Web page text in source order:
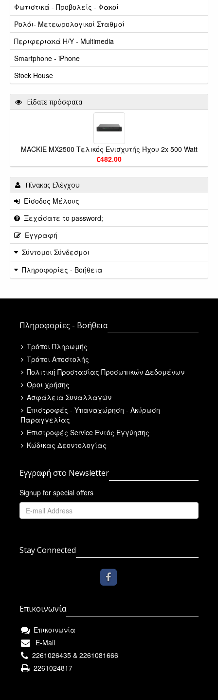
Φωτιστικά - Προβολείς - Φακοί
Ρολόι- Μετεωρολογικοί Σταθμοί
Περιφεριακά Η/Υ - Multimedia
Smartphone - iPhone
Stock House
Είδατε πρόσφατα
MACKIE MX2500 Τελικός Ενισχυτής Ήχου 2x 500 Watt
€482.00
Πίνακας Ελέγχου
Είσοδος Μέλους
Ξεχάσατε το password;
Εγγραφή
Σύντομοι Σύνδεσμοι
Πληροφορίες - Βοήθεια
Πληροφορίες - Βοήθεια
Τρόποι Πληρωμής
Τρόποι Αποστολής
Πολιτική Προστασίας Προσωπικών Δεδομένων
Όροι χρήσης
Ασφάλεια Συναλλαγών
Επιστροφές - Υπαναχώρηση - Ακύρωση
Παραγγελίας
Επιστροφές Service Εντός Εγγύησης
Κώδικας Δεοντολογίας
Εγγραφή στο Newsletter
Signup for special offers
Stay Connected
Επικοινωνία
Επικοινωνία
E-Mail
2261026435 & 2261081666
2261024817